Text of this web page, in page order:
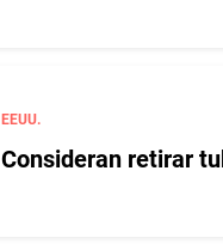
EEUU.
Consideran retirar